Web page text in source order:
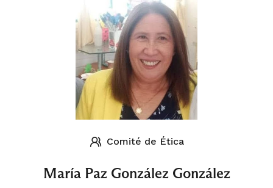
Comité de Ética
María Paz González González